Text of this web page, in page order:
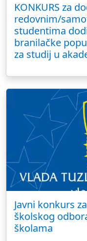
KONKURS za
redovnim/
studentima
branilačke
za studij u
Javni konkurs
školskog
školama